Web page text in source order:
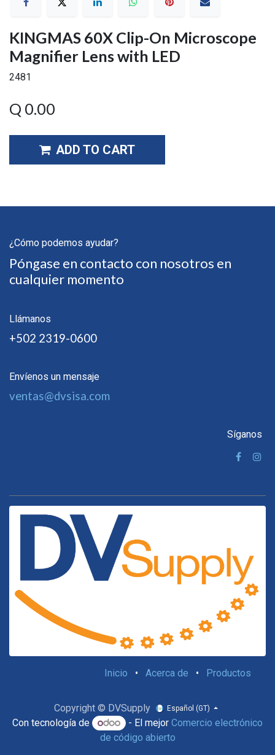
KINGMAS 60X Clip-On Microscope
Magnifier Lens with LED
2481
Q 0.00
ADD TO CART
¿Cómo podemos ayudar?
Póngase en contacto con nosotros en
cualquier momento
Llámanos
+502 2319-0600
Envíenos un mensaje
ventas@dvsisa.com
Síganos
Inicio • Acerca de • Productos
Copyright © DVSupply Español (GT)
Con tecnología de - El mejor Comercio electrónico
de código abierto